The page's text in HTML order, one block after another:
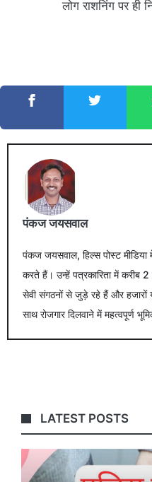
लोग राशनिंग पर ही
पंकज जयसवाल
पंकज जयसवाल, हिल्स पोस्ट मीडिया
करते हैं। उन्हें पत्रकारिता में करीब
सेवी संगठनों से जुड़े रहे हैं और हजारों
साथ रोजगार दिलवाने में महत्वपूर्ण
LATEST POSTS